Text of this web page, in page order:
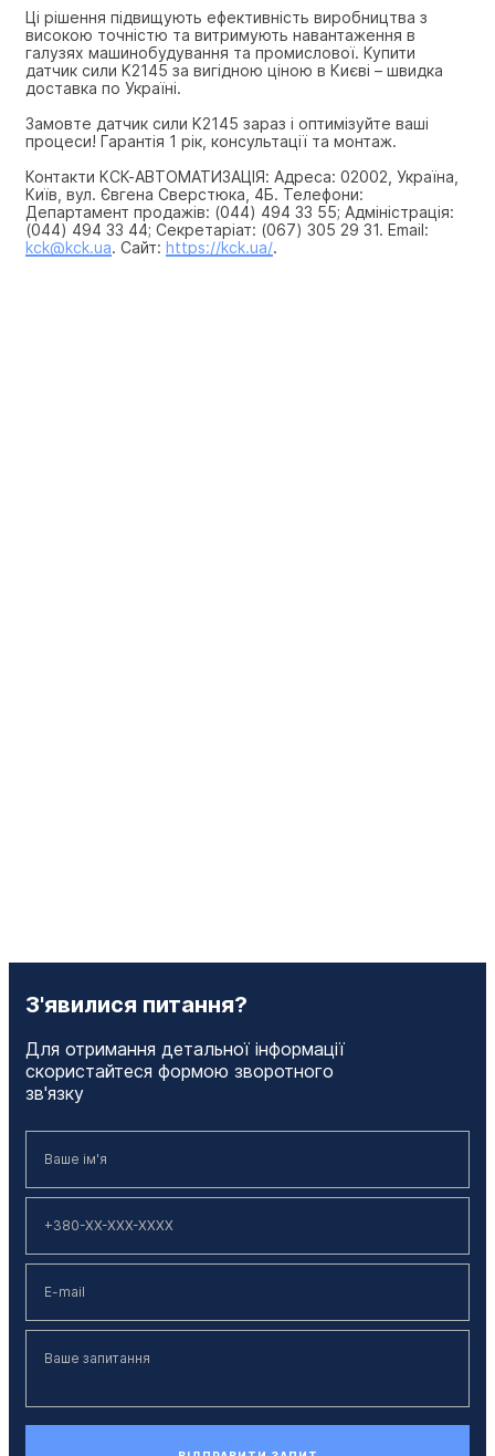
Ці рішення підвищують ефективність виробництва з
високою точністю та витримують навантаження в
галузях машинобудування та промислової. Купити
датчик сили K2145 за вигідною ціною в Києві – швидка
доставка по Україні.
Замовте датчик сили K2145 зараз і оптимізуйте ваші
процеси! Гарантія 1 рік, консультації та монтаж.
Контакти КСК-АВТОМАТИЗАЦІЯ: Адреса: 02002, Україна,
Київ, вул. Євгена Сверстюка, 4Б. Телефони:
Департамент продажів: (044) 494 33 55; Адміністрація:
(044) 494 33 44; Секретаріат: (067) 305 29 31. Email:
kck@kck.ua. Сайт: https://kck.ua/.
З'явилися питання?
Для отримання детальної інформації
скористайтеся формою зворотного
зв'язку